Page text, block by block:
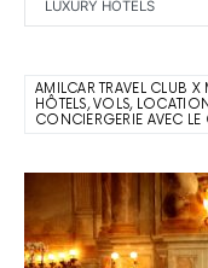
AMILCAR TRAVEL CLUB
HÔTELS, VOLS,
CONCIERGERIE AVEC LE